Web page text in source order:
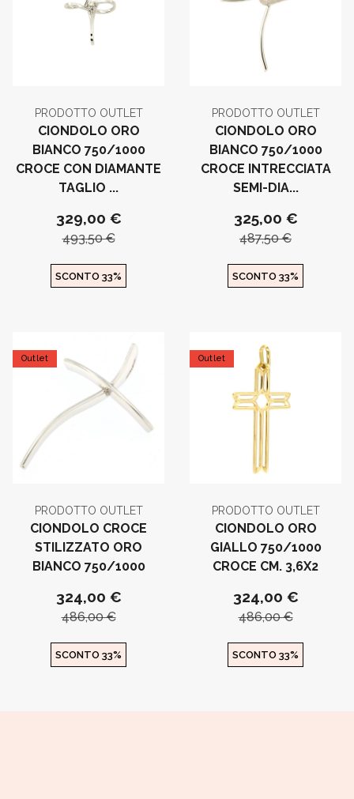
PRODOTTO OUTLET
CIONDOLO ORO
BIANCO 750/1000
CROCE CON DIAMANTE
TAGLIO ...
329,00 €
493,50 €
SCONTO 33%
PRODOTTO OUTLET
CIONDOLO ORO
BIANCO 750/1000
CROCE INTRECCIATA
SEMI-DIA...
325,00 €
487,50 €
SCONTO 33%
Outlet
PRODOTTO OUTLET
CIONDOLO CROCE
STILIZZATO ORO
BIANCO 750/1000
324,00 €
486,00 €
SCONTO 33%
Outlet
PRODOTTO OUTLET
CIONDOLO ORO
GIALLO 750/1000
CROCE CM. 3,6X2
324,00 €
486,00 €
SCONTO 33%